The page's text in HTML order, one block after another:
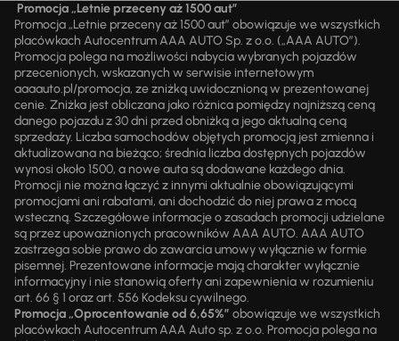
Promocja „Letnie przeceny aż 1500 aut”
Promocja „Letnie przeceny aż 1500 aut” obowiązuje we wszystkich
placówkach Autocentrum AAA AUTO Sp. z o.o. („AAA AUTO”).
Promocja polega na możliwości nabycia wybranych pojazdów
przecenionych, wskazanych w serwisie internetowym
aaaauto.pl/promocja, ze zniżką uwidocznioną w prezentowanej
cenie. Zniżka jest obliczana jako różnica pomiędzy najniższą ceną
danego pojazdu z 30 dni przed obniżką a jego aktualną ceną
sprzedaży. Liczba samochodów objętych promocją jest zmienna i
aktualizowana na bieżąco; średnia liczba dostępnych pojazdów
wynosi około 1500, a nowe auta są dodawane każdego dnia.
Promocji nie można łączyć z innymi aktualnie obowiązującymi
promocjami ani rabatami, ani dochodzić do niej prawa z mocą
wsteczną. Szczegółowe informacje o zasadach promocji udzielane
są przez upoważnionych pracowników AAA AUTO. AAA AUTO
zastrzega sobie prawo do zawarcia umowy wyłącznie w formie
pisemnej. Prezentowane informacje mają charakter wyłącznie
informacyjny i nie stanowią oferty ani zapewnienia w rozumieniu
art. 66 § 1 oraz art. 556 Kodeksu cywilnego.
Promocja „Oprocentowanie od 6,65%” obowiązuje we wszystkich
placówkach Autocentrum AAA Auto sp. z o.o. Promocja polega na